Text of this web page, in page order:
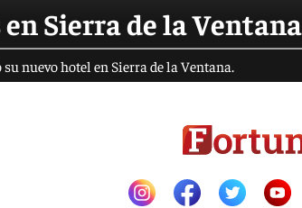
Sierra de la Ventana
nuevo hotel en Sierra de la Ventana.